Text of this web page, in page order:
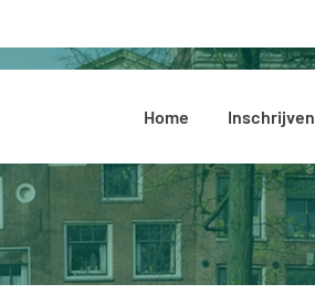
Home Inschrijven